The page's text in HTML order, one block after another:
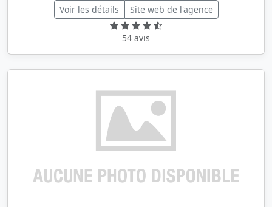
Voir les détails Site web de l'agence
54 avis